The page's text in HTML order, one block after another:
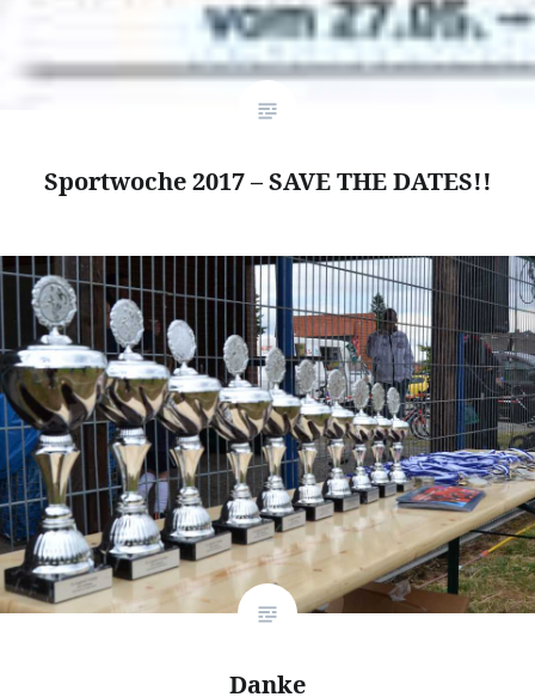
Sportwoche 2017 – SAVE THE DATES!!
Danke